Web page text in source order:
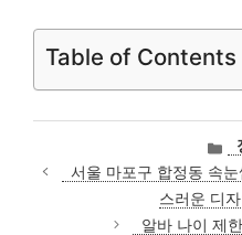
Table of Contents
카
테
고
리
서울 마포구 합정동 속
스러운 디
알바 나이 제